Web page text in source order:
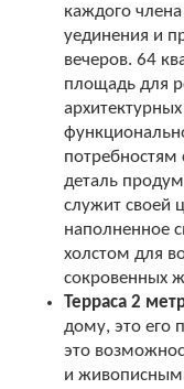
каждого
уединения и
вечеров. 64
площадь для
потребностям
деталь
служит своей
наполненное
холстом для
сокровенных
Терраса 2
дому, это его
это
и